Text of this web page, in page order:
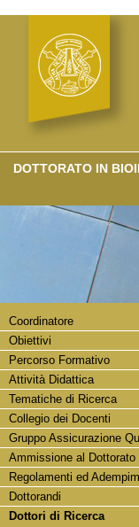
DOTTORATO IN
Coordinatore
Obiettivi
Percorso Formativo
Attività Didattica
Tematiche di Ricerca
Collegio dei Docenti
Gruppo Assicurazione
Ammissione al Dottorato
Regolamenti ed
Dottorandi
Dottori di Ricerca